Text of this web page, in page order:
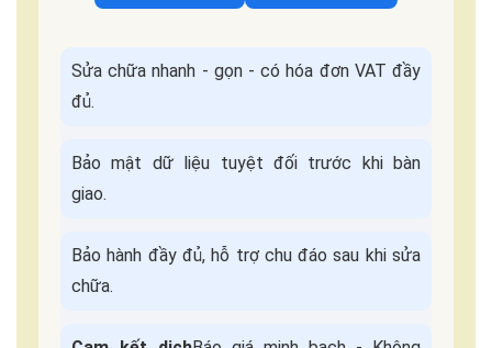
Sửa chữa nhanh - gọn - có hóa đơn VAT đầy
đủ.
Bảo mật dữ liệu tuyệt đối trước khi bàn
giao.
Bảo hành đầy đủ, hỗ trợ chu đáo sau khi sửa
chữa.